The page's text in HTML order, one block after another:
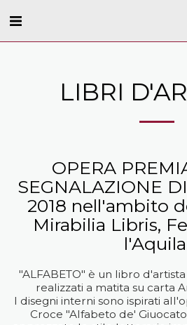
LIBRI
OPERA
SEGNALAZIONE
2018 nell'ambito
Mirabilia Libris,
"ALFABETO" è un libro
realizzati a matita su carta
I disegni interni sono ispirati
Croce "Alfabeto de'